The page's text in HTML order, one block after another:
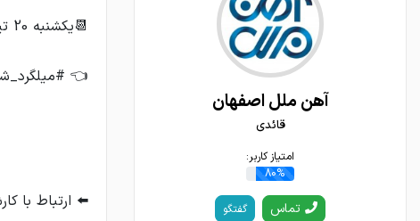
آهن ملل اصفهان
قائدی
امتیاز کاربر:
80%
تماس گفتگو